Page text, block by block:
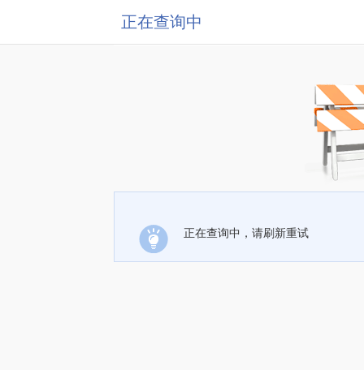
正在查询中
正在查询中，请刷新重试